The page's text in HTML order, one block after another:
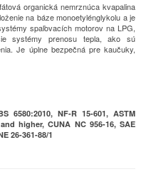
organická nemrznúca kvapalina
na báze monoetylénglykolu a je
spaľovacích motorov na LPG,
systémy prenosu tepla, ako sú
Je úplne bezpečná pre kaučuky,
6580:2010, NF-R 15-601, ASTM
higher, CUNA NC 956-16, SAE
26-361-88/1